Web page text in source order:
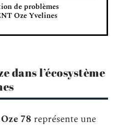
de problèmes
Oze Yvelines
dans l’écosystème
Oze 78 représente une